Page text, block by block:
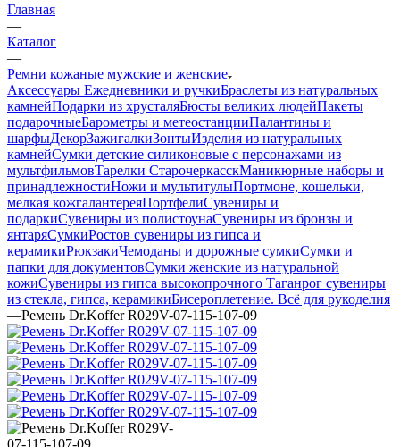
Главная
—
Каталог
—
Ремни кожаные мужские и женские
Аксессуары Ежедневники и ручкиБраслеты из натуральных
камнейПодарки из хрусталяБюсты великих людейПакеты
подарочныеБарометры и метеостанцииПалантины и
шарфыДекорЗажигалкиЗонтыИзделия из натуральных
камнейСумки детские силиконовые с персонажами из
мультфильмовТарелки СтарочеркасскМаникюрные наборы и
принадлежностиНожи и мультитулыПортмоне, кошельки,
мелкая кожгалантереяПортфелиСувениры и
подаркиСувениры из полистоунаСувениры из бронзы и
янтаряСумкиРостов сувениры из гипса и
керамикиРюкзакиЧемоданы и дорожные сумкиСумки и
папки для документовСумки женские из натуральной
кожиСувениры из гипса высокопрочного Таганрог сувениры
из стекла, гипса, керамикиБисероплетение. Всё для рукоделия
—Ремень Dr.Koffer R029V-07-115-107-09